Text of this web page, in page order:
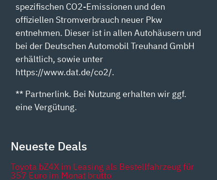
spezifischen CO2-Emissionen und den
offiziellen Stromverbrauch neuer Pkw
entnehmen. Dieser ist in allen Autohäusern und
bei der Deutschen Automobil Treuhand GmbH
erhältlich, sowie unter
https://www.dat.de/co2/.
** Partnerlink. Bei Nutzung erhalten wir ggf.
eine Vergütung.
Neueste Deals
Toyota bZ4X im Leasing als Bestellfahrzeug für
357 Euro im Monat brutto